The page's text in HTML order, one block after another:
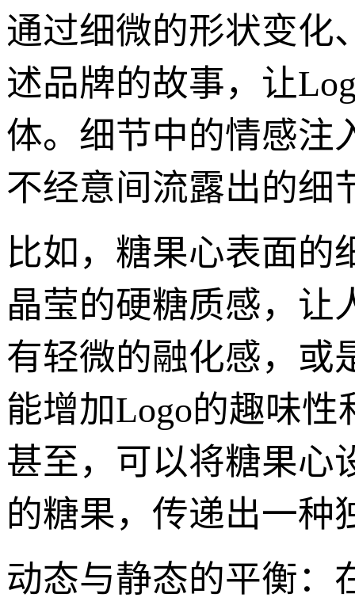
通过细微的形状变化
述品牌的故事，让
体。细节中的情感注
不经意间流露出的细
比如，糖果心表面的
晶莹的硬糖质感，让
有轻微的融化感，或
能增加Logo的趣味
甚至，可以将糖果心
的糖果，传递出一种
动态与静态的平衡：